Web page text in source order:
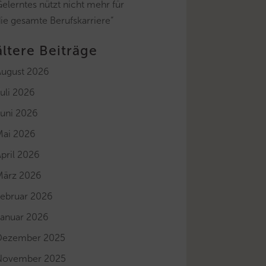
nützt nicht mehr für
gesamte Berufskarriere“
Beiträge
2026
2026
2026
2026
2026
2026
2026
2026
2025
2025